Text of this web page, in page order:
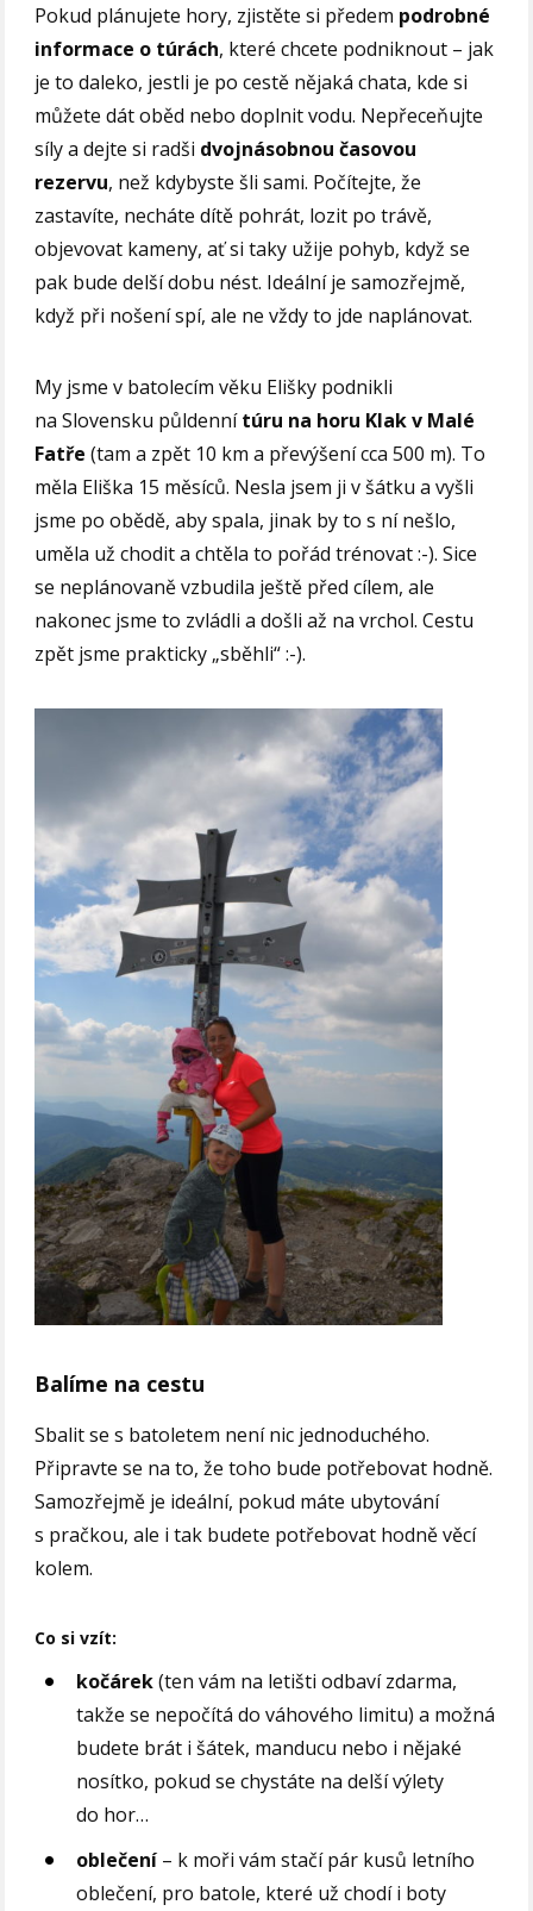
Pokud plánujete hory, zjistěte si předem podrobné
informace o túrách, které chcete podniknout – jak
je to daleko, jestli je po cestě nějaká chata, kde si
můžete dát oběd nebo doplnit vodu. Nepřeceňujte
síly a dejte si radši dvojnásobnou časovou
rezervu, než kdybyste šli sami. Počítejte, že
zastavíte, necháte dítě pohrát, lozit po trávě,
objevovat kameny, ať si taky užije pohyb, když se
pak bude delší dobu nést. Ideální je samozřejmě,
když při nošení spí, ale ne vždy to jde naplánovat.
My jsme v batolecím věku Elišky podnikli
na Slovensku půldennítúru na horu Klak v Malé
Fatře (tam a zpět 10 km a převýšení cca 500 m). To
měla Eliška 15 měsíců. Nesla jsem ji v šátku a vyšli
jsme po obědě, aby spala, jinak by to s ní nešlo,
uměla už chodit a chtěla to pořád trénovat :-). Sice
se neplánovaně vzbudila ještě před cílem, ale
nakonec jsme to zvládli a došli až na vrchol. Cestu
zpět jsme prakticky „sběhli“ :-).
Balíme na cestu
Sbalit se s batoletem není nic jednoduchého.
Připravte se na to, že toho bude potřebovat hodně.
Samozřejmě je ideální, pokud máte ubytování
s pračkou, ale i tak budete potřebovat hodně věcí
kolem.
Co si vzít:
kočárek(ten vám na letišti odbaví zdarma,
takže se nepočítá do váhového limitu) a možná
budete brát i šátek, manducu nebo i nějaké
nosítko, pokud se chystáte na delší výlety
do hor…
oblečení – k moři vám stačí pár kusů letního
oblečení, pro batole, které už chodí i boty